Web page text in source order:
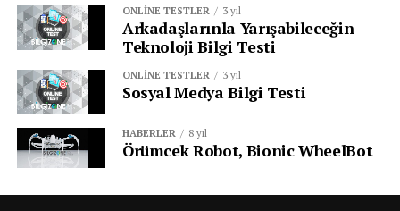
ONLINE TESTLER 3 yıl
Arkadaşlarınla Yarışabileceğin
Teknoloji Bilgi Testi
ONLINE TESTLER 3 yıl
Sosyal Medya Bilgi Testi
HABERLER 8 yıl
Örümcek Robot, Bionic WheelBot